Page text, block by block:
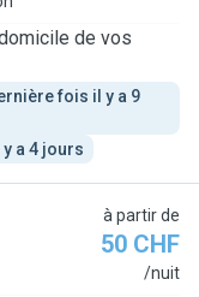
de vos
fois il y a 9
a 4 jours
à partir de
50 CHF
/nuit